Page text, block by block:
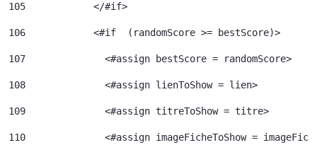
105
            </#if>
106
            <#if  (randomScore >= bestScore)>
107
              <#assign bestScore = randomScore>
108
              <#assign lienToShow = lien>
109
              <#assign titreToShow = titre>
110
<#assign imageFicheToShow =